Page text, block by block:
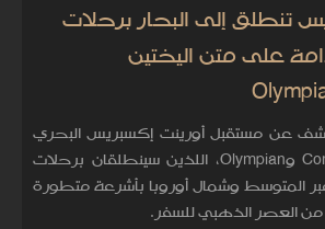
تنطلق إلى البحار برحلات
على متن اليختين
عن مستقبل أورينت إكسبريس البحري
عبر اليختين Corinthian وOlympian، اللذين سينطلقان برحلات
المتوسط وشمال أوروبا بأشرعة متطورة
العصر الذهبي للسفر.